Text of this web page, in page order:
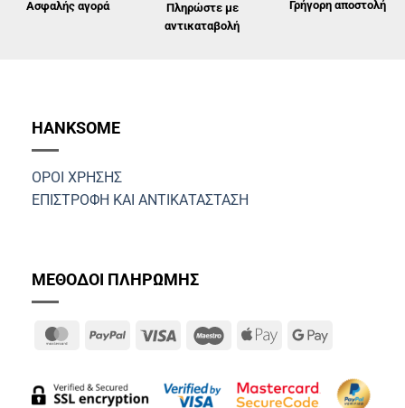
Ασφαλής αγορά
Πληρώστε με
αντικαταβολή
Γρήγορη αποστολή
HANKSOME
ΟΡΟΙ ΧΡΗΣΗΣ
ΕΠΙΣΤΡΟΦΗ ΚΑΙ ΑΝΤΙΚΑΤΑΣΤΑΣΗ
ΜΕΘΟΔΟΙ ΠΛΗΡΩΜΗΣ
MasterCardPayPal Visa MaestroApple
Google